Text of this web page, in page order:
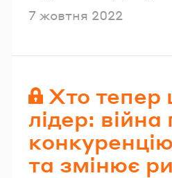
Опубліковано
7 жовтня 2022
Хто тепер
лідер:
конкуренцію
та змінює